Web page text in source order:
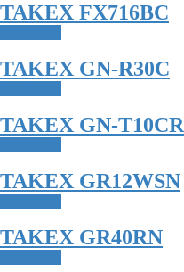
TAKEX FX716BC
TAKEX GN-R30C
TAKEX GN-T10CR
TAKEX GR12WSN
TAKEX GR40RN